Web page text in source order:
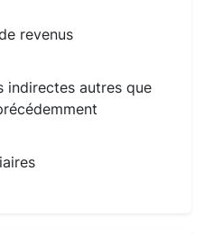
revenus
indirectes autres que